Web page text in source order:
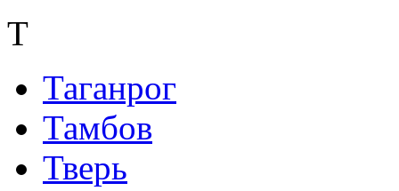
Т
Таганрог
Тамбов
Тверь